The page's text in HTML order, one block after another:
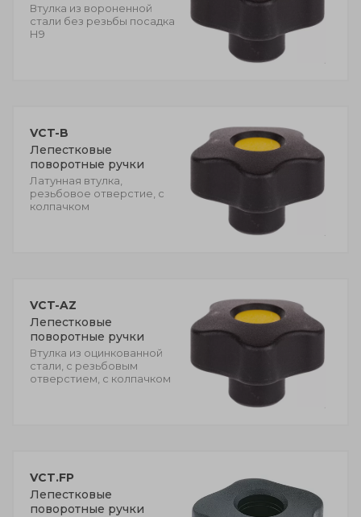
Втулка из вороненной
стали без резьбы посадка
Н9
VCT-B
Лепестковые
поворотные ручки
Латунная втулка,
резьбовое отверстие, с
колпачком
VCT-AZ
Лепестковые
поворотные ручки
Втулка из оцинкованной
стали, с резьбовым
отверстием, с колпачком
VCT.FP
Лепестковые
поворотные ручки